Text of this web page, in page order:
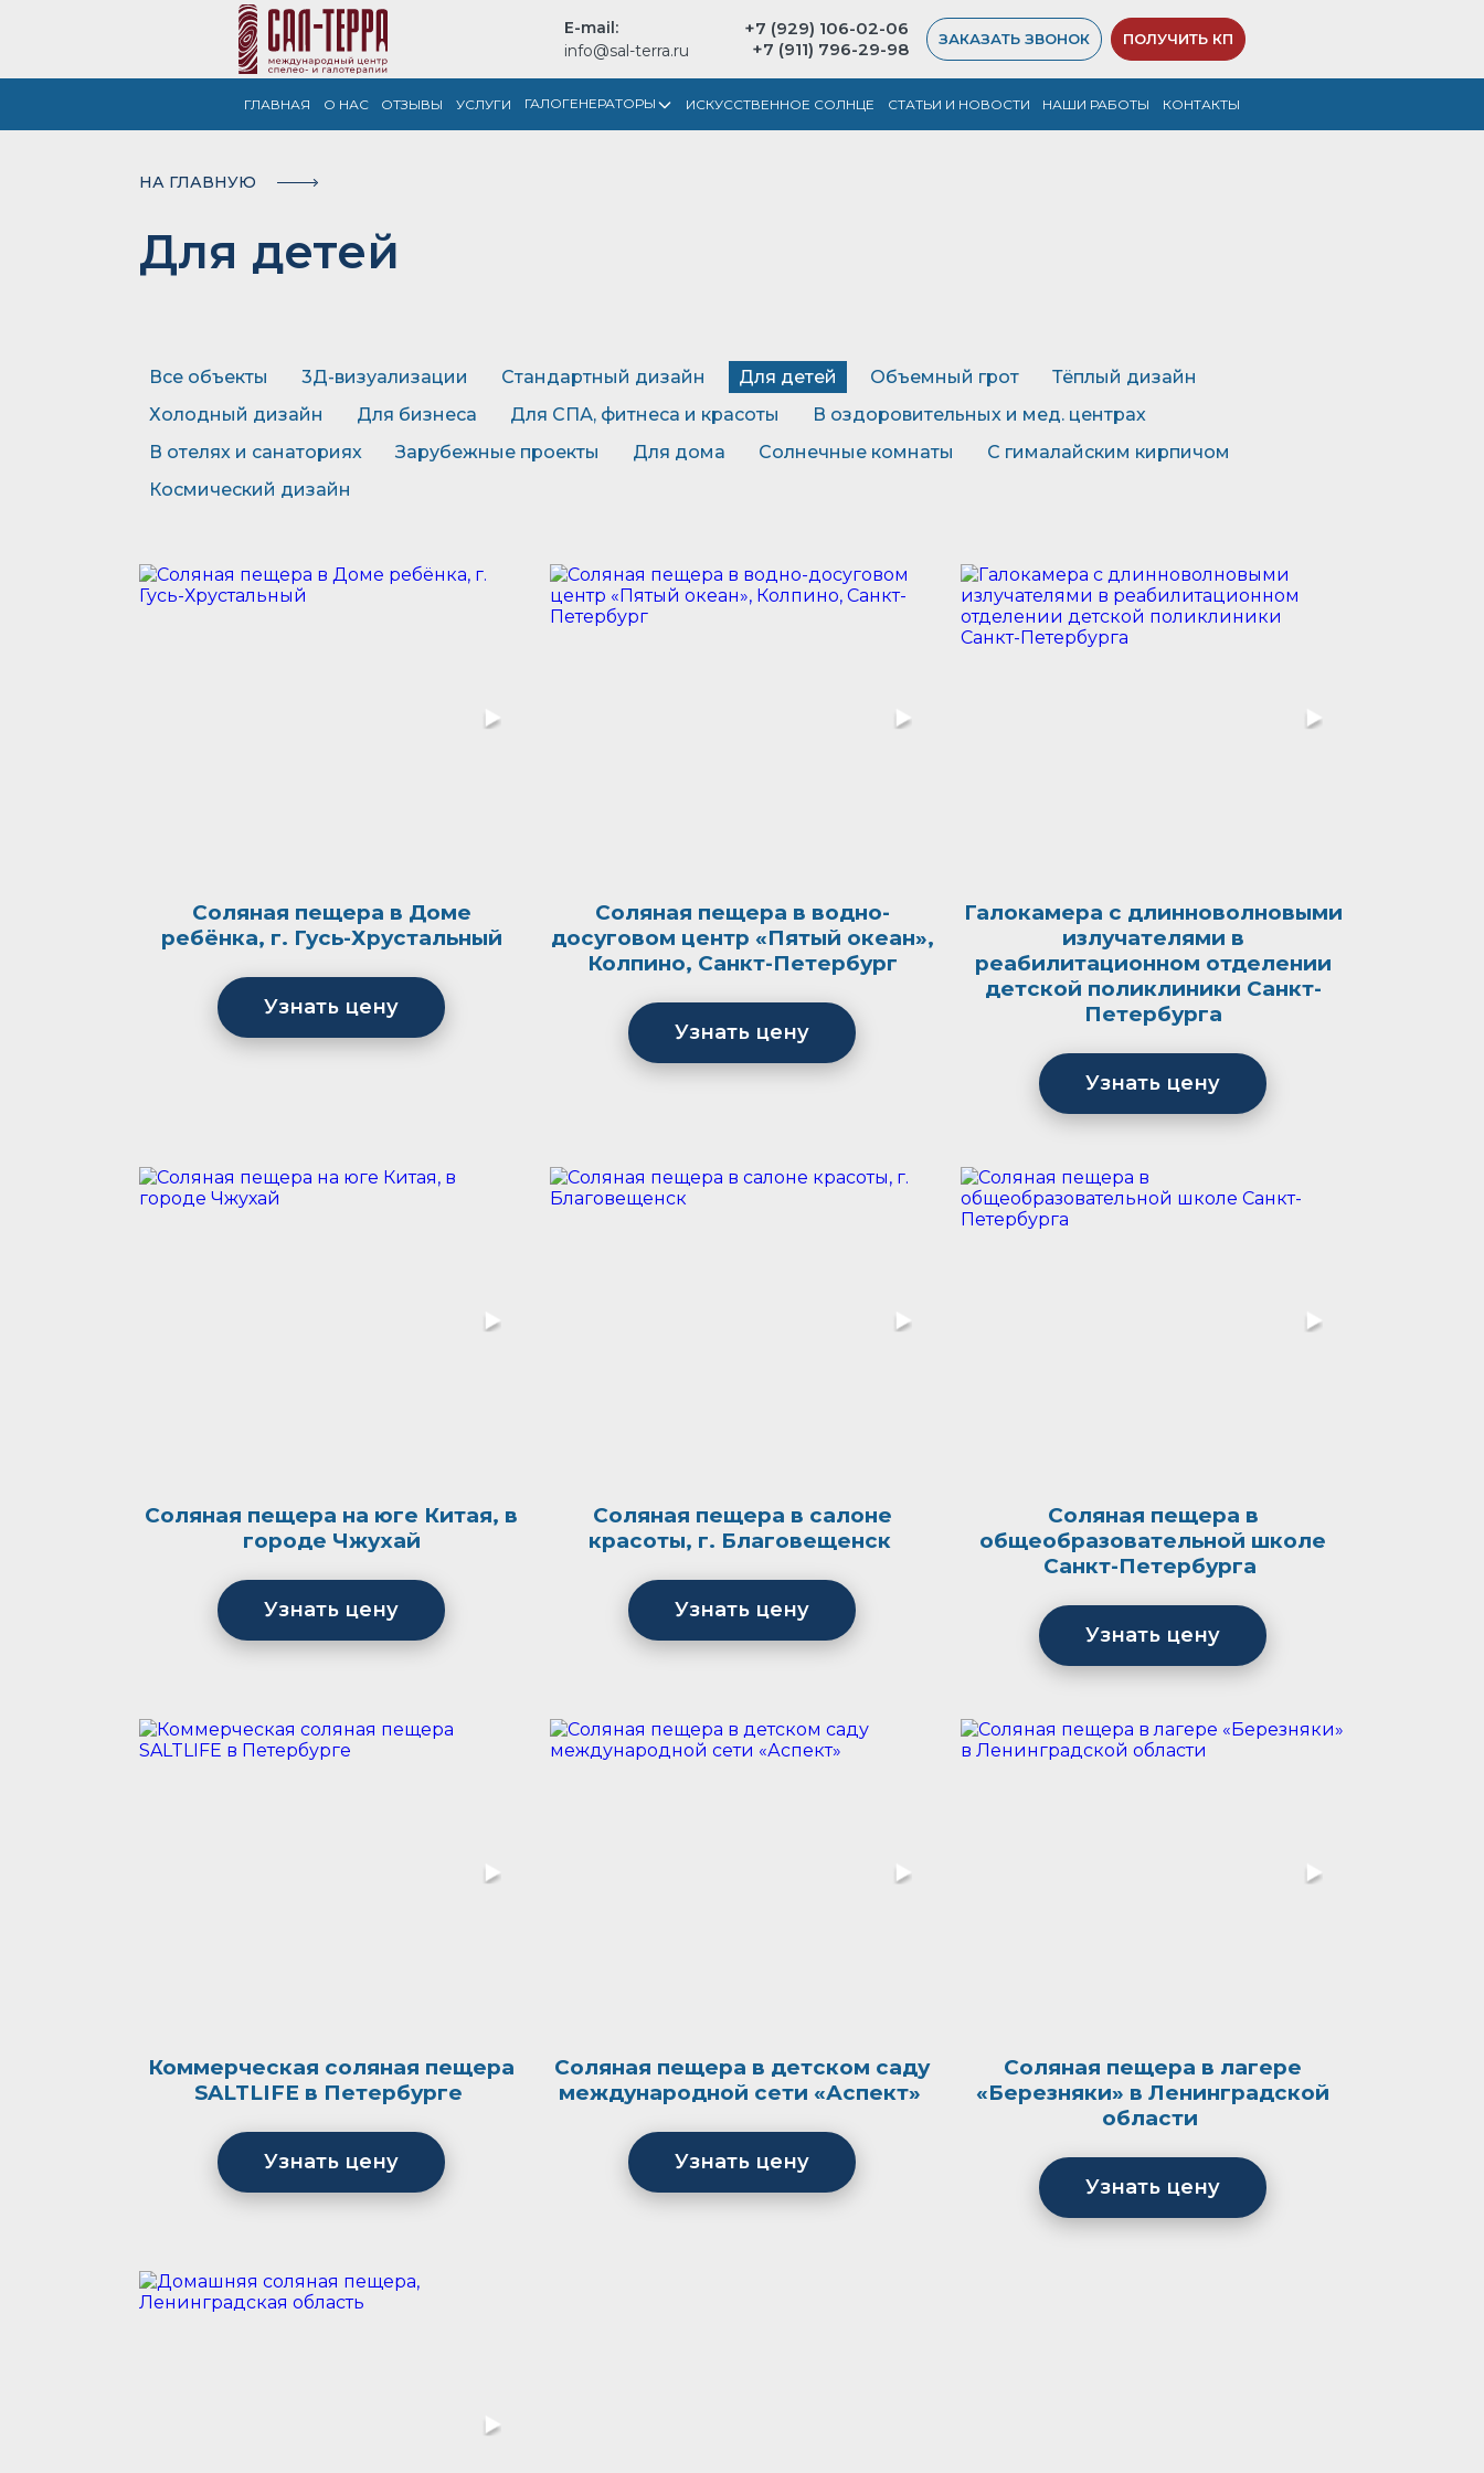
E-mail:
info@sal-terra.ru
+7 (929) 106-02-06
+7 (911) 796-29-98
ЗАКАЗАТЬ ЗВОНОК ПОЛУЧИТЬ КП
ГЛАВНАЯ О НАC ОТЗЫВЫ УСЛУГИ ГАЛОГЕНЕРАТОРЫ ИСКУССТВЕННОЕ СОЛНЦЕ СТАТЬИ И НОВОСТИ НАШИ РАБОТЫ КОНТАКТЫ
НА ГЛАВНУЮ
Для детей
Все объекты 3Д-визуализации Стандартный дизайн Для детей Объемный грот
Тёплый дизайн
Холодный дизайн
Для бизнеса Для СПА, фитнеса и красоты
В оздоровительных и мед. центрах
В отелях и санаториях
Зарубежные проекты Для дома Солнечные комнаты
С гималайским кирпичом
Космический дизайн
Соляная пещера в Доме
ребёнка, г. Гусь-Хрустальный
Узнать цену
Соляная пещера в водно-
досуговом центр «Пятый океан»,
Колпино, Санкт-Петербург
Узнать цену
Галокамера с длинноволновыми
излучателями в
реабилитационном отделении
детской поликлиники Санкт-
Петербурга
Узнать цену
Соляная пещера на юге Китая, в
городе Чжухай
Узнать цену
Соляная пещера в салоне
красоты, г. Благовещенск
Узнать цену
Соляная пещера в
общеобразовательной школе
Санкт-Петербурга
Узнать цену
Коммерческая соляная пещера
SALTLIFE в Петербурге
Узнать цену
Соляная пещера в детском саду
международной сети «Аспект»
Узнать цену
Соляная пещера в лагере
«Березняки» в Ленинградской
области
Узнать цену